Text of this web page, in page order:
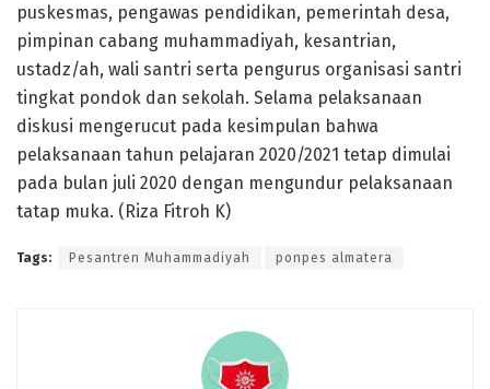
puskesmas, pengawas pendidikan, pemerintah desa,
pimpinan cabang muhammadiyah, kesantrian,
ustadz/ah, wali santri serta pengurus organisasi santri
tingkat pondok dan sekolah. Selama pelaksanaan
diskusi mengerucut pada kesimpulan bahwa
pelaksanaan tahun pelajaran 2020/2021 tetap dimulai
pada bulan juli 2020 dengan mengundur pelaksanaan
tatap muka. (Riza Fitroh K)
Tags: Pesantren Muhammadiyah ponpes almatera